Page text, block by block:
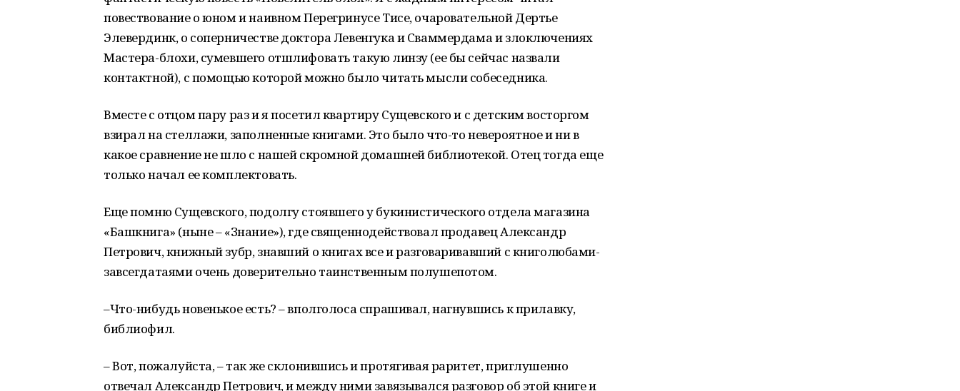
повествование о юном и наивном Перегринусе Тисе, очаровательной Дертье
Элевердинк, о соперничестве доктора Левенгука и Сваммердама и злоключениях
Мастера-блохи, сумевшего отшлифовать такую линзу (ее бы сейчас назвали
контактной), с помощью которой можно было читать мысли собеседника.
Вместе с отцом пару раз и я посетил квартиру Сущевского и с детским восторгом
взирал на стеллажи, заполненные книгами. Это было что-то невероятное и ни в
какое сравнение не шло с нашей скромной домашней библиотекой. Отец тогда еще
только начал ее комплектовать.
Еще помню Сущевского, подолгу стоявшего у букинистического отдела магазина
«Башкнига» (ныне – «Знание»), где священнодействовал продавец Александр
Петрович, книжный зубр, знавший о книгах все и разговаривавший с книголюбами-
завсегдатаями очень доверительно таинственным полушепотом.
–Что-нибудь новенькое есть? – вполголоса спрашивал, нагнувшись к прилавку,
библиофил.
– Вот, пожалуйста, – так же склонившись и протягивая раритет, приглушенно
отвечал Александр Петрович, и между ними завязывался разговор об этой книге и